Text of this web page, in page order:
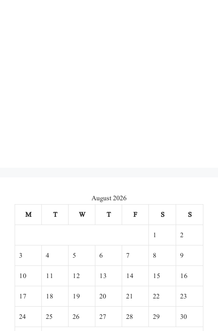
August 2026
M
T W T F S
S
1
2
3
4 5 6 7 8
9
10
11 12 13 14 15
16
17
18 19 20 21 22
23
24
25 26 27 28 29
30